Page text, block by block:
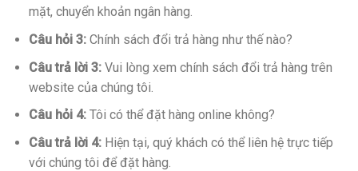
mặt, chuyển khoản ngân hàng.
Câu hỏi 3:Chính sách đổi trả hàng như thế nào?
Câu trả lời 3:Vui lòng xem chính sách đổi trả hàng trên
website của chúng tôi.
Câu hỏi 4:Tôi có thể đặt hàng online không?
Câu trả lời 4:Hiện tại, quý khách có thể liên hệ trực tiếp
với chúng tôi để đặt hàng.